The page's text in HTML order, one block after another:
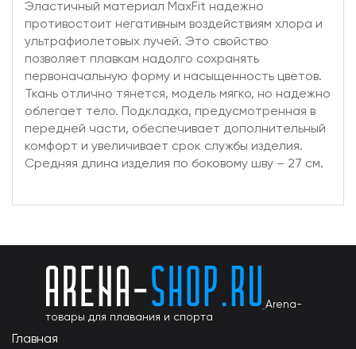
Эластичный материал MaxFit надежно
противостоит негативным воздействиям хлора и
ультрафиолетовых лучей. Это свойство
позволяет плавкам надолго сохранять
первоначальную форму и насыщенность цветов.
Ткань отлично тянется, модель мягко, но надежно
облегает тело. Подкладка, предусмотренная в
передней части, обеспечивает дополнительный
комфорт и увеличивает срок службы изделия.
Средняя длина изделия по боковому шву – 27 см.
Arena-
товары для плавания и спорта
Главная